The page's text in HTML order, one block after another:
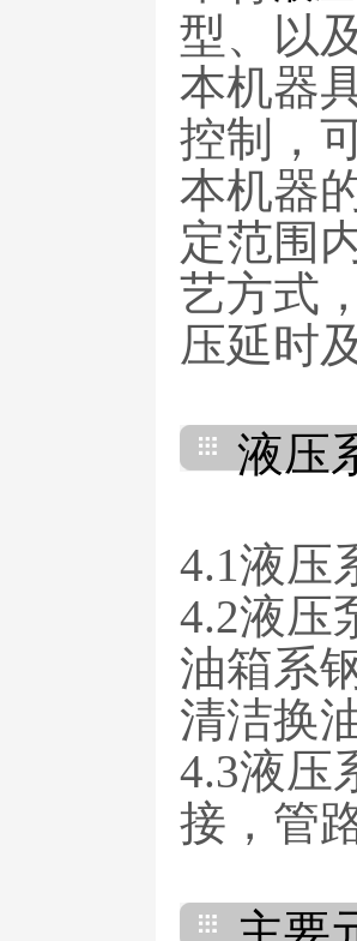
型、以
本机器
控制，
本机器
定范围
艺方式
压延时
液压
4.1液压
4.2液压
油箱系
清洁换
4.3液压
接，管